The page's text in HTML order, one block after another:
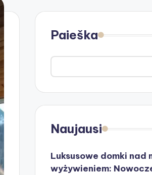
Paieška
Naujausi
Luksusowe domki nad
wyżywieniem: